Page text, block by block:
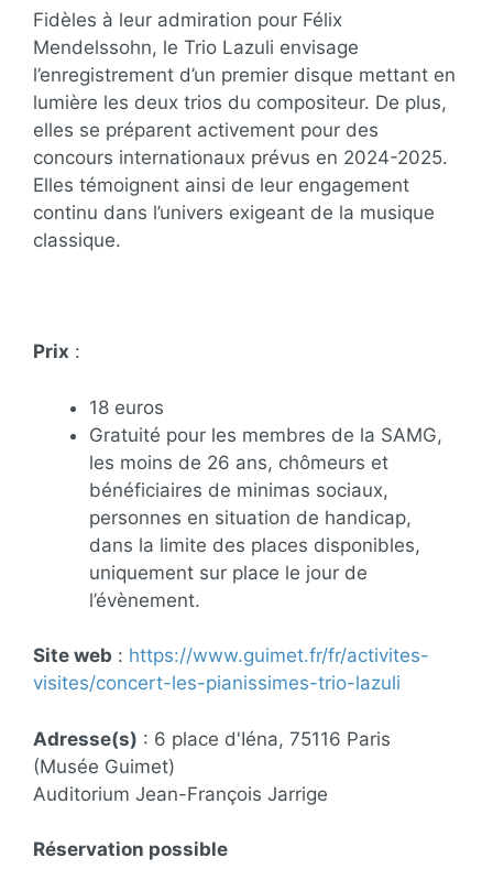
Fidèles à leur admiration pour Félix
Mendelssohn, le Trio Lazuli envisage
l’enregistrement d’un premier disque mettant en
lumière les deux trios du compositeur. De plus,
elles se préparent activement pour des
concours internationaux prévus en 2024-2025.
Elles témoignent ainsi de leur engagement
continu dans l’univers exigeant de la musique
classique.
Prix :
18 euros
Gratuité pour les membres de la SAMG,
les moins de 26 ans, chômeurs et
bénéficiaires de minimas sociaux,
personnes en situation de handicap,
dans la limite des places disponibles,
uniquement sur place le jour de
l’évènement.
Site web : https://www.guimet.fr/fr/activites-
visites/concert-les-pianissimes-trio-lazuli
Adresse(s) : 6 place d'Iéna, 75116 Paris
(Musée Guimet)
Auditorium Jean-François Jarrige
Réservation possible